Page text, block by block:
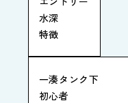
水深
特徴
一湊タンク下
初心者